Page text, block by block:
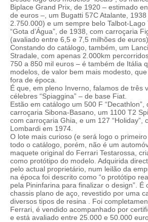
Biplace Grand Prix, de 1920 – estimado
de euros –, um Bugatti 57C Atalante,
2.750.000) e um sempre belo Talbot-Lago
“Gota d’Água”, de 1938, com carroçaria
(avaliado entre 6,5 e 7,5 milhões de euros).
Constando do catálogo, também, um
Stradale, com apenas 2.000km
750 a 850 mil euros – é também de Itália
modelos, de valor bem mais modesto,
fora de época.
É que, em pleno Inverno, falamos de três
célebres “Spiaggina” – de base Fiat.
Estão em catálogo um 500 F “Decathlon”,
carroçaria Sibona-Basano, um 1100 T2
com carroçaria Ghia, e um 127 “Holiday”,
Lombardi em 1974.
O lote mais curioso (e será logo o
todo o catálogo, porém, não é um
maquete original do Ferrari Testarossa,
como protótipo do modelo. Adquirida
pelo actual proprietário, num leilão da
na época foi descrito como “o protótipo
pela Pininfarina para finalizar o design”. É
chassis plano de aço, revestido por uma
diversos tipos de resina . Foi
Ferrari, é vendido acompanhado por
e está avaliado entre 25.000 e 50.000